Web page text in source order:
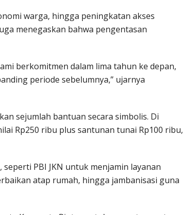
warga, hingga peningkatan akses
menegaskan bahwa pengentasan
berkomitmen dalam lima tahun ke depan,
periode sebelumnya,” ujarnya
sejumlah bantuan secara simbolis. Di
Rp250 ribu plus santunan tunai Rp100 ribu,
PBI JKN untuk menjamin layanan
atap rumah, hingga jambanisasi guna